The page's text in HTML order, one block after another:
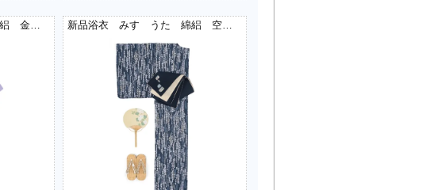
新品浴衣 みすゞうた 綿絽 金米糖の夢 新品浴衣 みすゞうた 綿絽 空いろの花